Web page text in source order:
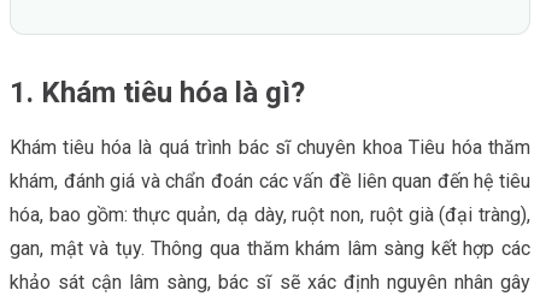
1. Khám tiêu hóa là gì?
Khám tiêu hóa là quá trình bác sĩ chuyên khoa Tiêu hóa thăm
khám, đánh giá và chẩn đoán các vấn đề liên quan đến hệ tiêu
hóa, bao gồm: thực quản, dạ dày, ruột non, ruột già (đại tràng),
gan, mật và tụy. Thông qua thăm khám lâm sàng kết hợp các
khảo sát cận lâm sàng, bác sĩ sẽ xác định nguyên nhân gây